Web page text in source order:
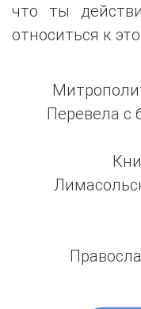
что ты
относиться к
Перевела с